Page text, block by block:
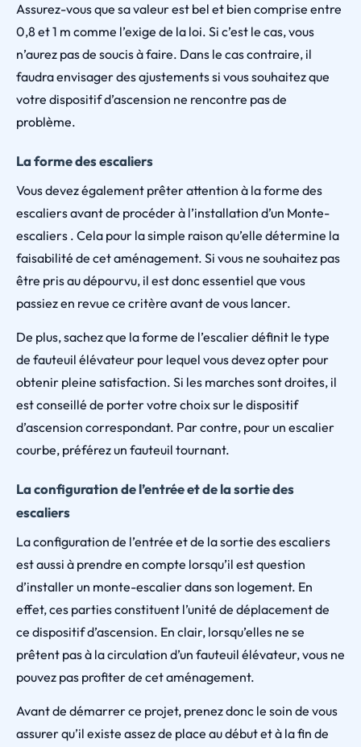
Assurez-vous que sa valeur est bel et bien comprise entre
0,8 et 1 m comme l’exige de la loi. Si c’est le cas, vous
n’aurez pas de soucis à faire. Dans le cas contraire, il
faudra envisager des ajustements si vous souhaitez que
votre dispositif d’ascension ne rencontre pas de
problème.
La forme des escaliers
Vous devez également prêter attention à la forme des
escaliers avant de procéder à l’installation d’un Monte-
escaliers . Cela pour la simple raison qu’elle détermine la
faisabilité de cet aménagement. Si vous ne souhaitez pas
être pris au dépourvu, il est donc essentiel que vous
passiez en revue ce critère avant de vous lancer.
De plus, sachez que la forme de l’escalier définit le type
de fauteuil élévateur pour lequel vous devez opter pour
obtenir pleine satisfaction. Si les marches sont droites, il
est conseillé de porter votre choix sur le dispositif
d’ascension correspondant. Par contre, pour un escalier
courbe, préférez un fauteuil tournant.
La configuration de l’entrée et de la sortie des
escaliers
La configuration de l’entrée et de la sortie des escaliers
est aussi à prendre en compte lorsqu’il est question
d’installer un monte-escalier dans son logement. En
effet, ces parties constituent l’unité de déplacement de
ce dispositif d’ascension. En clair, lorsqu’elles ne se
prêtent pas à la circulation d’un fauteuil élévateur, vous ne
pouvez pas profiter de cet aménagement.
Avant de démarrer ce projet, prenez donc le soin de vous
assurer qu’il existe assez de place au début et à la fin de